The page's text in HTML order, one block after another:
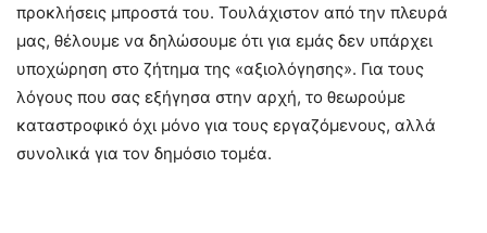
προκλήσεις μπροστά του. Τουλάχιστον από την πλευρά
μας, θέλουμε να δηλώσουμε ότι για εμάς δεν υπάρχει
υποχώρηση στο ζήτημα της «αξιολόγησης». Για τους
λόγους που σας εξήγησα στην αρχή, το θεωρούμε
καταστροφικό όχι μόνο για τους εργαζόμενους, αλλά
συνολικά για τον δημόσιο τομέα.